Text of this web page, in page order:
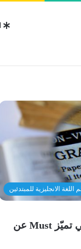
اللغة الانجليزية للمبتدئين
تعرّف على الفوارق التي تميّز Must عن